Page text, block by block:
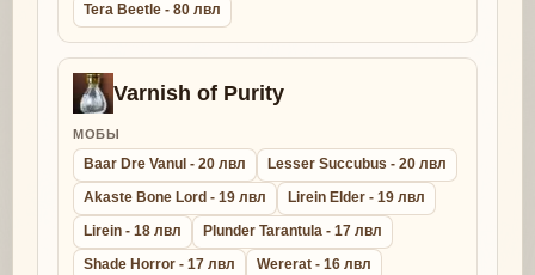
Tera Beetle - 80 лвл
Varnish of Purity
МОБЫ
Baar Dre Vanul - 20 лвл
Lesser Succubus - 20 лвл
Akaste Bone Lord - 19 лвл
Lirein Elder - 19 лвл
Lirein - 18 лвл
Plunder Tarantula - 17 лвл
Shade Horror - 17 лвл
Wererat - 16 лвл